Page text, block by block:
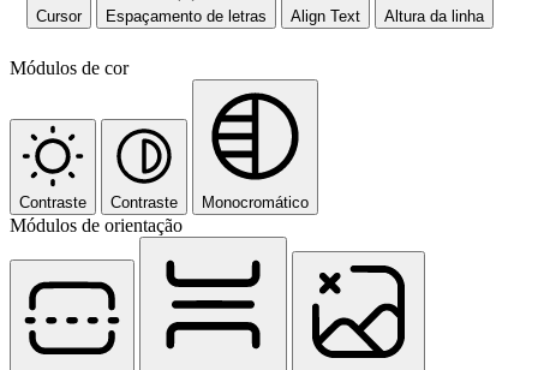
Cursor Espaçamento de letras Align Text Altura da linha
Módulos de cor
Contraste Contraste Monocromático
Módulos de orientação